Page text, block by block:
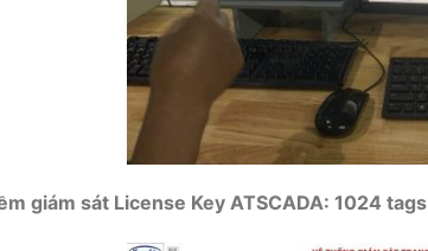
giám sát License Key ATSCADA: 1024 tags